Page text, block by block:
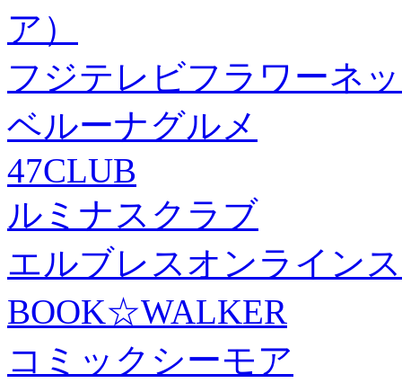
ア）
フジテレビフラワーネ
ベルーナグルメ
47CLUB
ルミナスクラブ
エルブレスオンライン
BOOK☆WALKER
コミックシーモア